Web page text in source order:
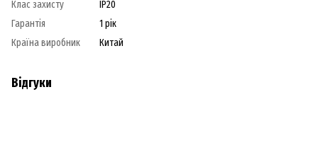
Клас захисту
IP20
Гарантія
1 рік
Країна виробник
Китай
Відгуки